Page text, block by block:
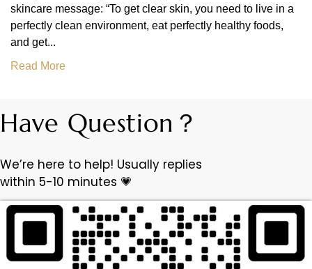
skincare message: “To get clear skin, you need to live in a
perfectly clean environment, eat perfectly healthy foods,
and get...
Read More
Have Question？
We’re here to help! Usually replies
within 5-10 minutes 💗